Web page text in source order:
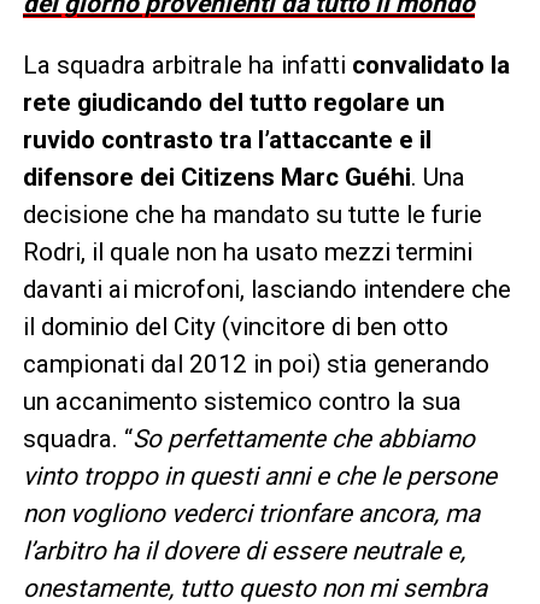
La squadra arbitrale ha infatti convalidato la
rete giudicando del tutto regolare un
ruvido contrasto tra l’attaccante e il
difensore dei Citizens Marc Guéhi. Una
decisione che ha mandato su tutte le furie
Rodri, il quale non ha usato mezzi termini
davanti ai microfoni, lasciando intendere che
il dominio del City (vincitore di ben otto
campionati dal 2012 in poi) stia generando
un accanimento sistemico contro la sua
squadra. “So perfettamente che abbiamo
vinto troppo in questi anni e che le persone
non vogliono vederci trionfare ancora, ma
l’arbitro ha il dovere di essere neutrale e,
onestamente, tutto questo non mi sembra